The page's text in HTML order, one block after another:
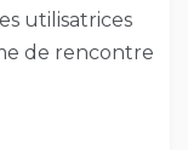
utilisatrices
de rencontre